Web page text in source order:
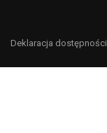
Deklaracja dostępności